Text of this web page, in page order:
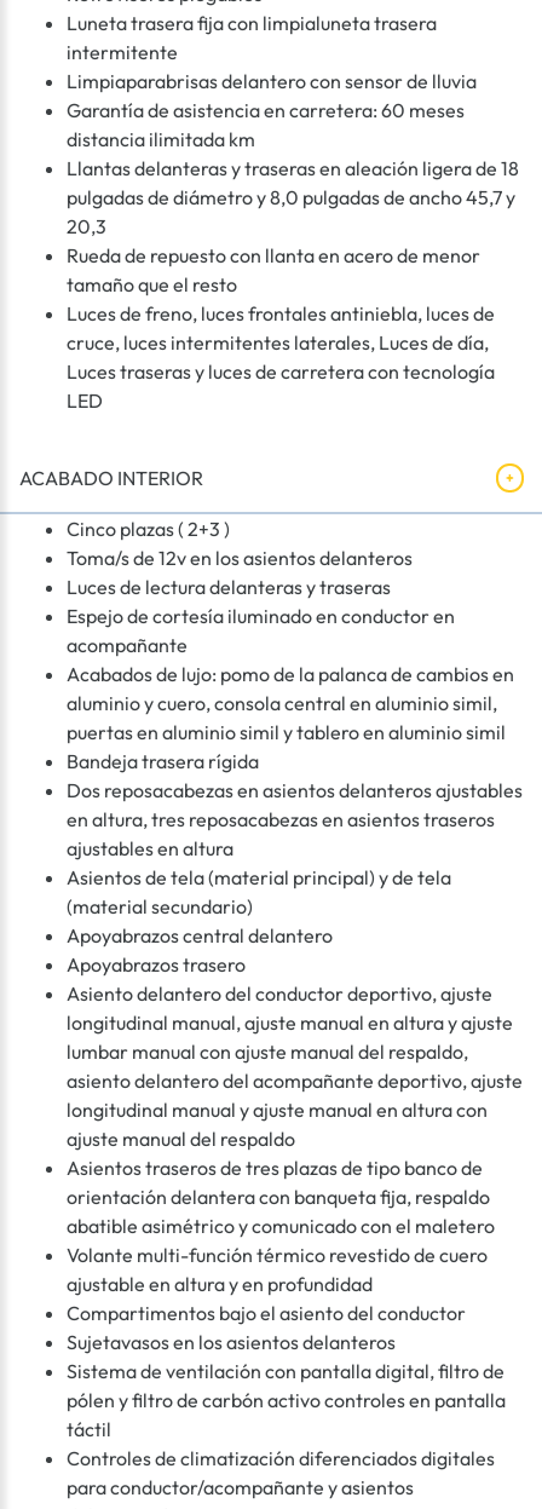
Luneta trasera fija con limpialuneta trasera
intermitente
Limpiaparabrisas delantero con sensor de lluvia
Garantía de asistencia en carretera: 60 meses
distancia ilimitada km
Llantas delanteras y traseras en aleación ligera de 18
pulgadas de diámetro y 8,0 pulgadas de ancho 45,7 y
20,3
Rueda de repuesto con llanta en acero de menor
tamaño que el resto
Luces de freno, luces frontales antiniebla, luces de
cruce, luces intermitentes laterales, Luces de día,
Luces traseras y luces de carretera con tecnología
LED
ACABADO INTERIOR
Cinco plazas ( 2+3 )
Toma/s de 12v en los asientos delanteros
Luces de lectura delanteras y traseras
Espejo de cortesía iluminado en conductor en
acompañante
Acabados de lujo: pomo de la palanca de cambios en
aluminio y cuero, consola central en aluminio simil,
puertas en aluminio simil y tablero en aluminio simil
Bandeja trasera rígida
Dos reposacabezas en asientos delanteros ajustables
en altura, tres reposacabezas en asientos traseros
ajustables en altura
Asientos de tela (material principal) y de tela
(material secundario)
Apoyabrazos central delantero
Apoyabrazos trasero
Asiento delantero del conductor deportivo, ajuste
longitudinal manual, ajuste manual en altura y ajuste
lumbar manual con ajuste manual del respaldo,
asiento delantero del acompañante deportivo, ajuste
longitudinal manual y ajuste manual en altura con
ajuste manual del respaldo
Asientos traseros de tres plazas de tipo banco de
orientación delantera con banqueta fija, respaldo
abatible asimétrico y comunicado con el maletero
Volante multi-función térmico revestido de cuero
ajustable en altura y en profundidad
Compartimentos bajo el asiento del conductor
Sujetavasos en los asientos delanteros
Sistema de ventilación con pantalla digital, filtro de
pólen y filtro de carbón activo controles en pantalla
táctil
Controles de climatización diferenciados digitales
para conductor/acompañante y asientos